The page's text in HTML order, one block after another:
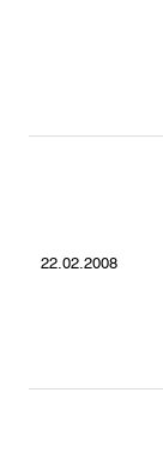
22.02.2008